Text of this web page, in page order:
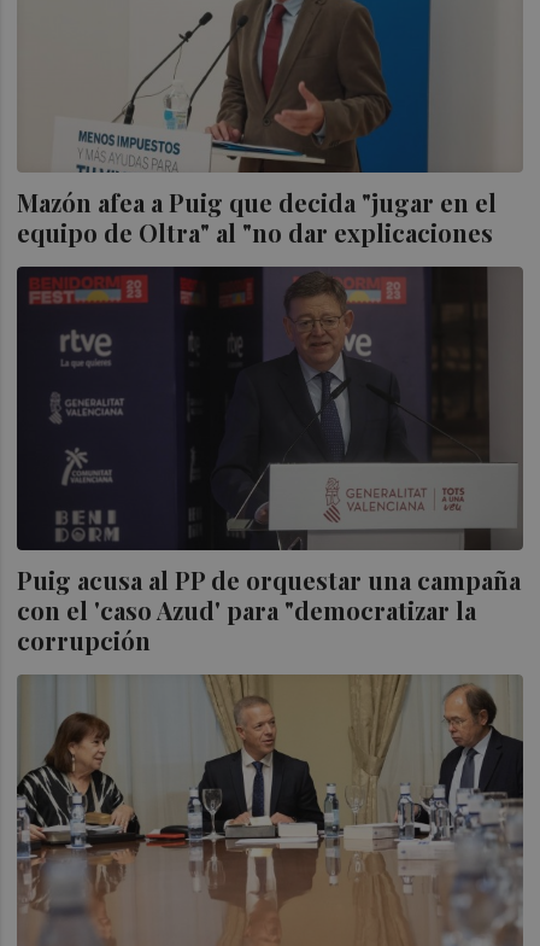
Mazón afea a Puig que decida "jugar en el
equipo de Oltra" al "no dar explicaciones
Puig acusa al PP de orquestar una campaña
con el 'caso Azud' para "democratizar la
corrupción